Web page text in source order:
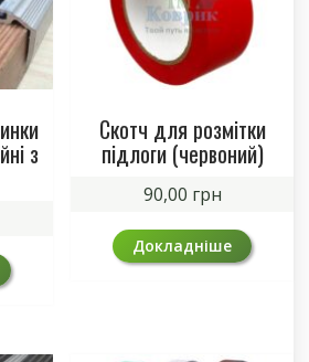
з
Скотч для розмітки
підлоги (червоний)
90,00 грн
Докладніше